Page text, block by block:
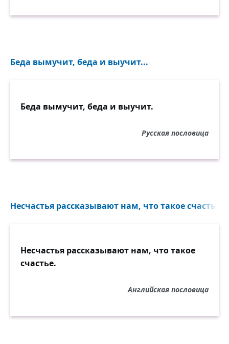
Беда вымучит, беда и выучит...
Беда вымучит, беда и выучит.
Русская пословица
Несчастья рассказывают нам, что такое счастье...
Несчастья рассказывают нам, что такое
счастье.
Английская пословица